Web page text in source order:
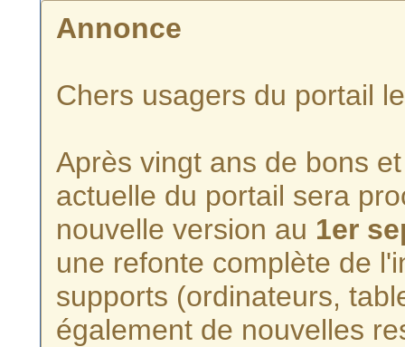
Annonce
Chers usagers du portail
Après vingt ans de bons
actuelle du portail sera
nouvelle version au 1er
une refonte complète de
supports (ordinateurs,
également de nouvelles